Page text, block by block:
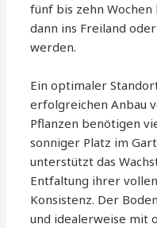
fünf bis zehn Wochen
dann ins Freiland
werden.
Ein optimaler
erfolgreichen Anbau
Pflanzen benötigen
sonniger Platz im
unterstützt das
Entfaltung ihrer
Konsistenz. Der
und idealerweise mit